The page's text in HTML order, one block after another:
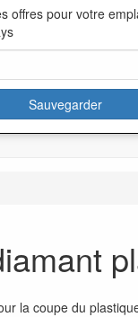
la coupe du
offres pour votre
Sauvegarder